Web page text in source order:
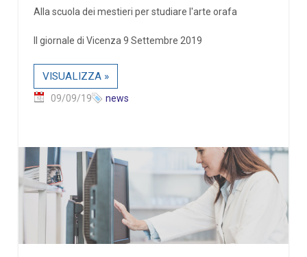
Alla scuola dei mestieri per studiare l'arte orafa
Il giornale di Vicenza 9 Settembre 2019
VISUALIZZA »
09/09/19 news